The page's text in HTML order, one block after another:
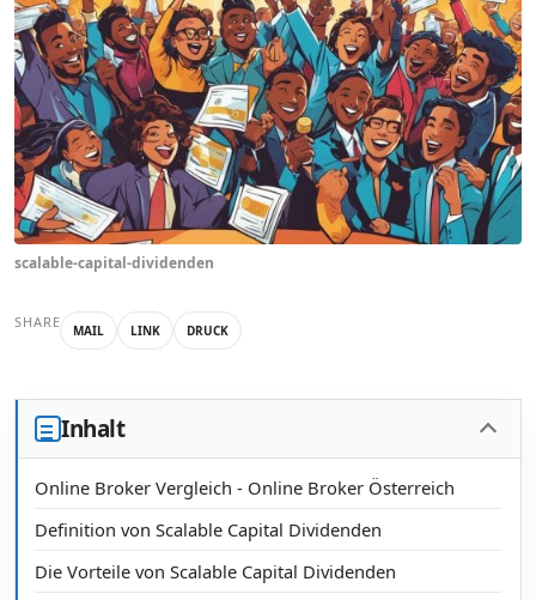
scalable-capital-dividenden
SHARE MAIL LINK DRUCK
Inhalt
Online Broker Vergleich - Online Broker Österreich
Definition von Scalable Capital Dividenden
Die Vorteile von Scalable Capital Dividenden